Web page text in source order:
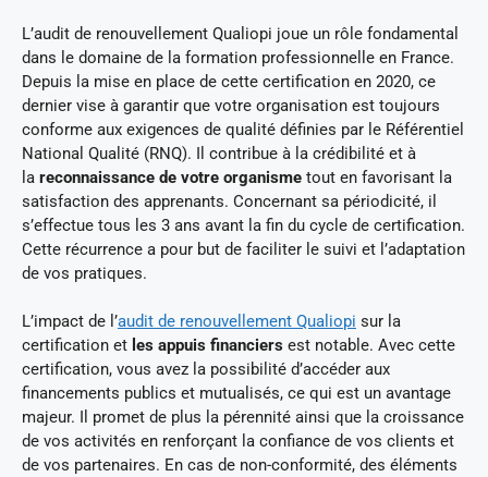
L’audit de renouvellement Qualiopi joue un rôle fondamental
dans le domaine de la formation professionnelle en France.
Depuis la mise en place de cette certification en 2020, ce
dernier vise à garantir que votre organisation est toujours
conforme aux exigences de qualité définies par le Référentiel
National Qualité (RNQ). Il contribue à la crédibilité et à
la reconnaissance de votre organisme tout en favorisant la
satisfaction des apprenants. Concernant sa périodicité, il
s’effectue tous les 3 ans avant la fin du cycle de certification.
Cette récurrence a pour but de faciliter le suivi et l’adaptation
de vos pratiques.
L’impact de l’audit de renouvellement Qualiopi sur la
certification et les appuis financiers est notable. Avec cette
certification, vous avez la possibilité d’accéder aux
financements publics et mutualisés, ce qui est un avantage
majeur. Il promet de plus la pérennité ainsi que la croissance
de vos activités en renforçant la confiance de vos clients et
de vos partenaires. En cas de non-conformité, des éléments